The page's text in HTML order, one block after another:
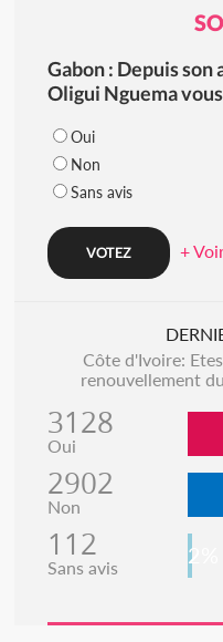
Gabon : Depuis son
Oligui Nguema
Oui
Non
Sans avis
+
Côte d'Ivoire:
renouvellement
3128
Oui
2902
Non
112
Sans avis 2%